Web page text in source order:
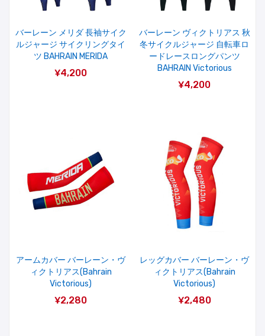
バーレーン メリダ 長袖サイク
ルジャージ サイクリングタイ
ツ BAHRAIN MERIDA
¥4,200
バーレーン ヴィクトリアス 秋
冬サイクルジャージ 自転車ロ
ードレースロングパンツ
BAHRAIN Victorious
¥4,200
アームカバー バーレーン・ヴ
ィクトリアス(Bahrain
Victorious)
¥2,280
レッグカバー バーレーン・ヴ
ィクトリアス(Bahrain
Victorious)
¥2,480